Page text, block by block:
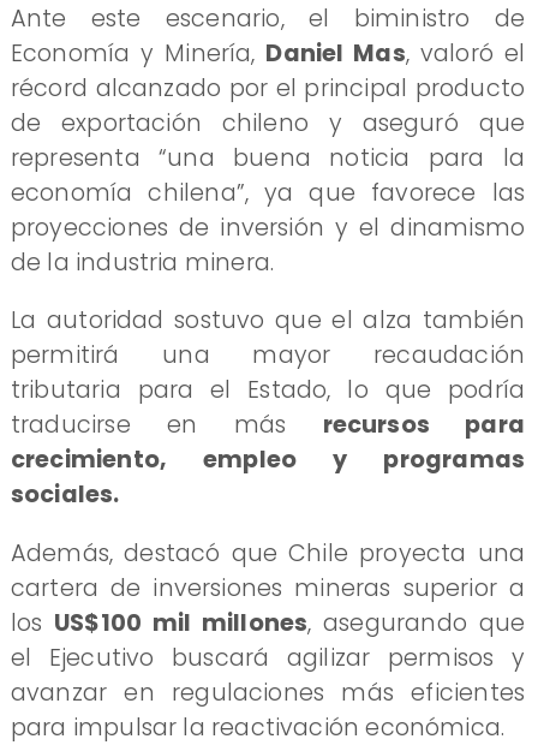
Ante este escenario, el biministro de
Economía y Minería, Daniel Mas, valoró el
récord alcanzado por el principal producto
de exportación chileno y aseguró que
representa “una buena noticia para la
economía chilena”, ya que favorece las
proyecciones de inversión y el dinamismo
de la industria minera.
La autoridad sostuvo que el alza también
permitirá una mayor recaudación
tributaria para el Estado, lo que podría
traducirse en más recursos para
crecimiento, empleo y programas
sociales.
Además, destacó que Chile proyecta una
cartera de inversiones mineras superior a
los US$100 mil millones, asegurando que
el Ejecutivo buscará agilizar permisos y
avanzar en regulaciones más eficientes
para impulsar la reactivación económica.